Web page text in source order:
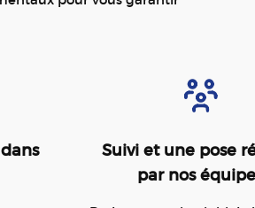
Suivi et une pose
par nos